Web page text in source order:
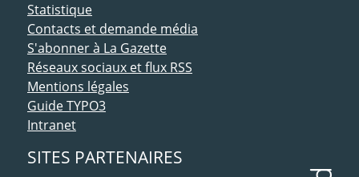
Statistique
Contacts et demande média
S'abonner à La Gazette
Réseaux sociaux et flux RSS
Mentions légales
Guide TYPO3
Intranet
SITES PARTENAIRES